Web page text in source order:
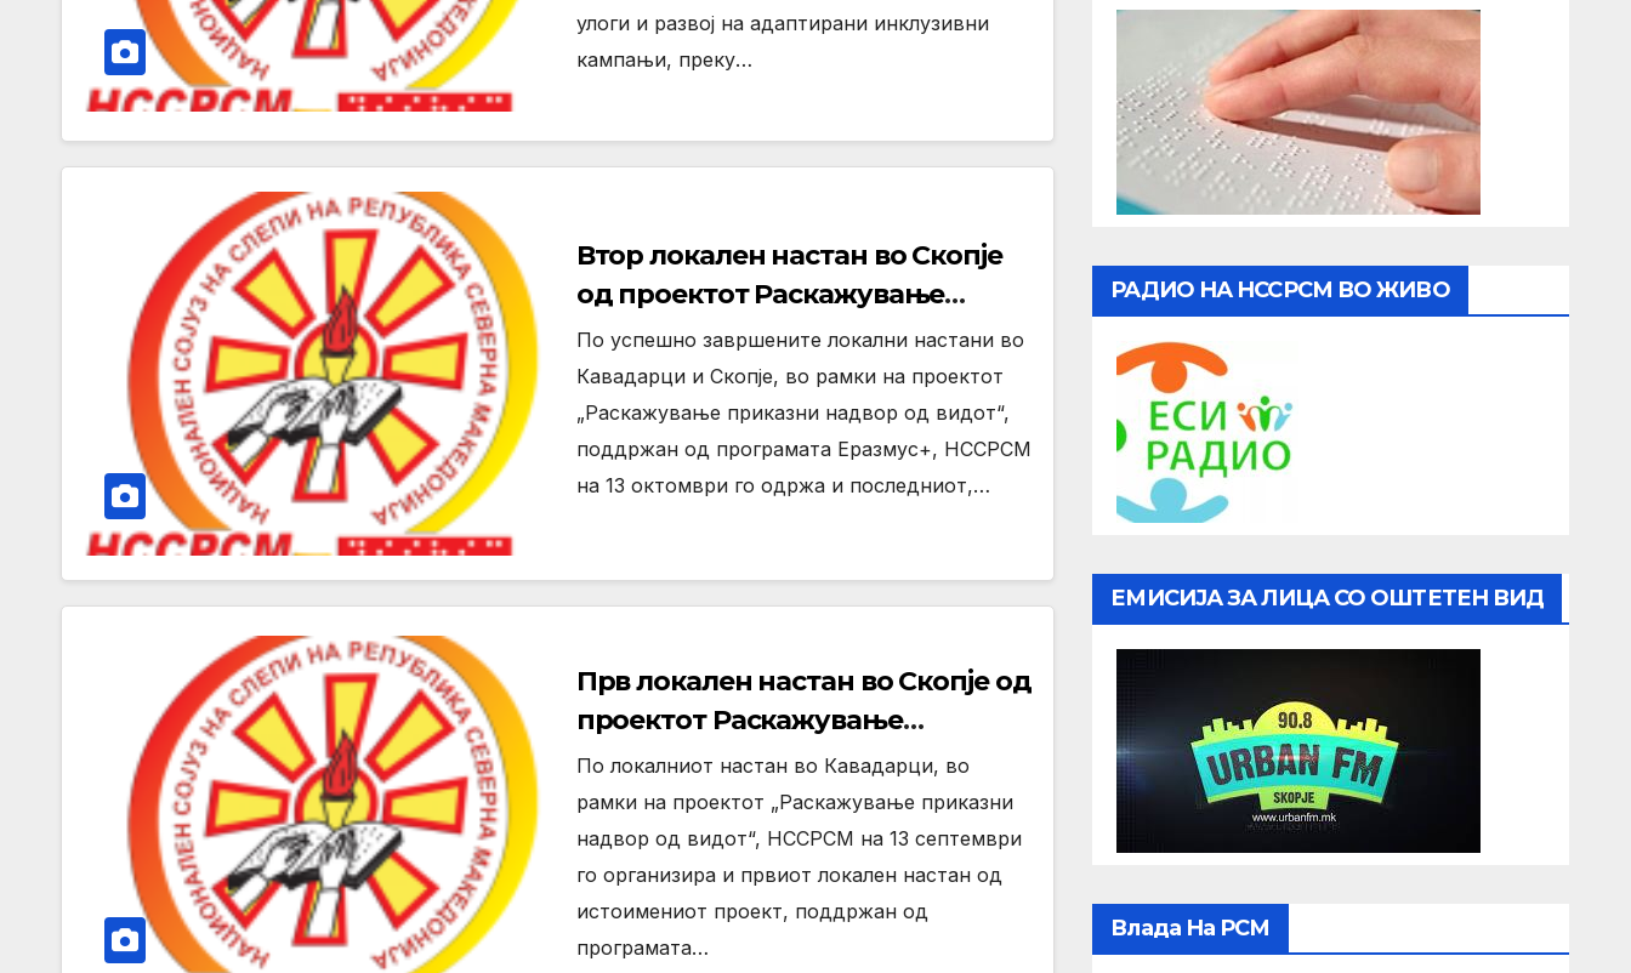
улоги и развој на адаптирани инклузивни
кампањи, преку…
Втор локален настан во Скопје
од проектот Раскажување
Приказни Надвор од Видот
По успешно завршените локални настани во
Кавадарци и Скопје, во рамки на проектот
„Раскажување приказни надвор од видот“,
поддржан од програмата Еразмус+, НССРСМ
на 13 октомври го одржа и последниот,…
Прв локален настан во Скопје од
проектот Раскажување
Приказни Надвор од Видот
По локалниот настан во Кавадарци, во
рамки на проектот „Раскажување приказни
надвор од видот“, НССРСМ на 13 септември
го организира и првиот локален настан од
истоимениот проект, поддржан од
програмата…
РАДИО НА НССРСМ ВО ЖИВО
ЕМИСИЈА ЗА ЛИЦА СО ОШТЕТЕН ВИД
Влада На РСМ